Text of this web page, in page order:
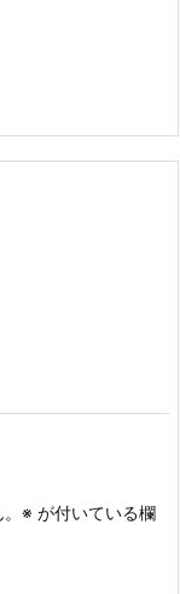
※ が付いている欄